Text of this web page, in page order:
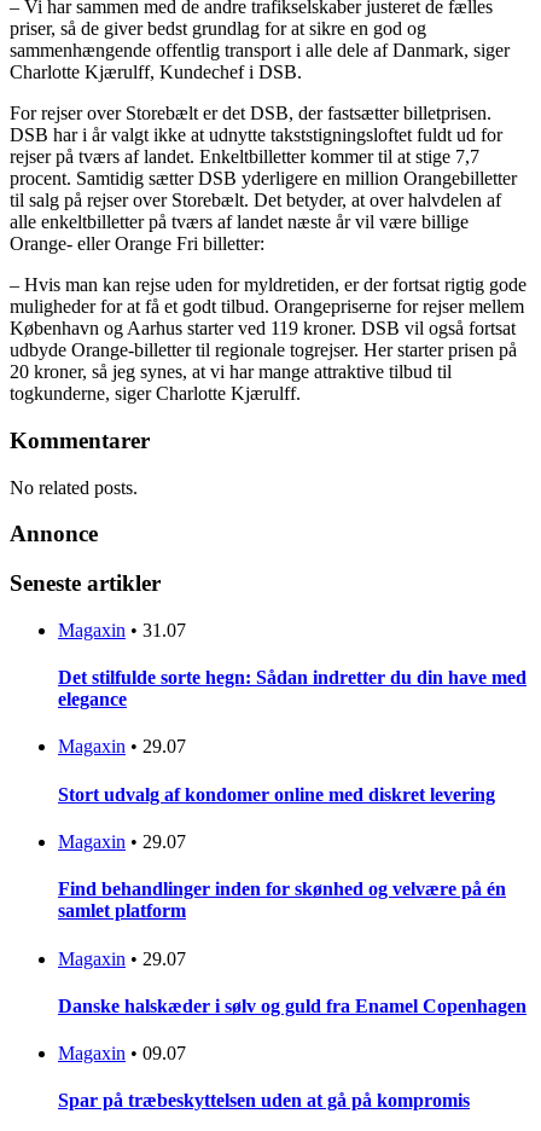
– Vi har sammen med de andre trafikselskaber justeret de fælles
priser, så de giver bedst grundlag for at sikre en god og
sammenhængende offentlig transport i alle dele af Danmark, siger
Charlotte Kjærulff, Kundechef i DSB.
For rejser over Storebælt er det DSB, der fastsætter billetprisen.
DSB har i år valgt ikke at udnytte takststigningsloftet fuldt ud for
rejser på tværs af landet. Enkeltbilletter kommer til at stige 7,7
procent. Samtidig sætter DSB yderligere en million Orangebilletter
til salg på rejser over Storebælt. Det betyder, at over halvdelen af
alle enkeltbilletter på tværs af landet næste år vil være billige
Orange- eller Orange Fri billetter:
– Hvis man kan rejse uden for myldretiden, er der fortsat rigtig gode
muligheder for at få et godt tilbud. Orangepriserne for rejser mellem
København og Aarhus starter ved 119 kroner. DSB vil også fortsat
udbyde Orange-billetter til regionale togrejser. Her starter prisen på
20 kroner, så jeg synes, at vi har mange attraktive tilbud til
togkunderne, siger Charlotte Kjærulff.
Kommentarer
No related posts.
Annonce
Seneste artikler
Magaxin • 31.07
Det stilfulde sorte hegn: Sådan indretter du din have med
elegance
Magaxin • 29.07
Stort udvalg af kondomer online med diskret levering
Magaxin • 29.07
Find behandlinger inden for skønhed og velvære på én
samlet platform
Magaxin • 29.07
Danske halskæder i sølv og guld fra Enamel Copenhagen
Magaxin • 09.07
Spar på træbeskyttelsen uden at gå på kompromis